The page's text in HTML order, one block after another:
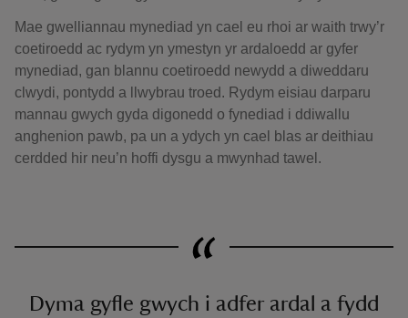
Mae gwelliannau mynediad yn cael eu rhoi ar waith trwy’r
coetiroedd ac rydym yn ymestyn yr ardaloedd ar gyfer
mynediad, gan blannu coetiroedd newydd a diweddaru
clwydi, pontydd a llwybrau troed. Rydym eisiau darparu
mannau gwych gyda digonedd o fynediad i ddiwallu
anghenion pawb, pa un a ydych yn cael blas ar deithiau
cerdded hir neu’n hoffi dysgu a mwynhad tawel.
Dyma gyfle gwych i adfer ardal a fydd